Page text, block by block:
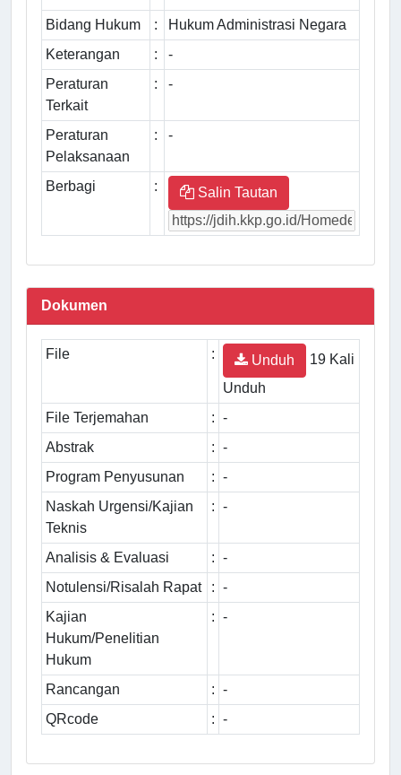
Bidang Hukum
:
Hukum Administrasi Negara
Keterangan
:
-
Peraturan
Terkait
: -
Peraturan
Pelaksanaan
: -
Berbagi : Salin Tautan
Dokumen
File : Unduh
19 Kali
Unduh
File Terjemahan
: -
Abstrak
: -
Program Penyusunan
: -
Naskah Urgensi/Kajian
Teknis
: -
Analisis & Evaluasi : -
Notulensi/Risalah Rapat
: -
Kajian
Hukum/Penelitian
Hukum
: -
Rancangan : -
QRcode
: -